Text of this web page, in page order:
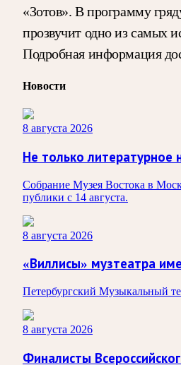
«Зотов». В программу
прозвучит одно из самых
Подробная информация
Новости
8 августа 2026
Не только литературное
Собрание Музея Востока в
публики с 14 августа.
8 августа 2026
«Виллисы» музтеатра
Петербургский Музыкальный
8 августа 2026
Финалисты